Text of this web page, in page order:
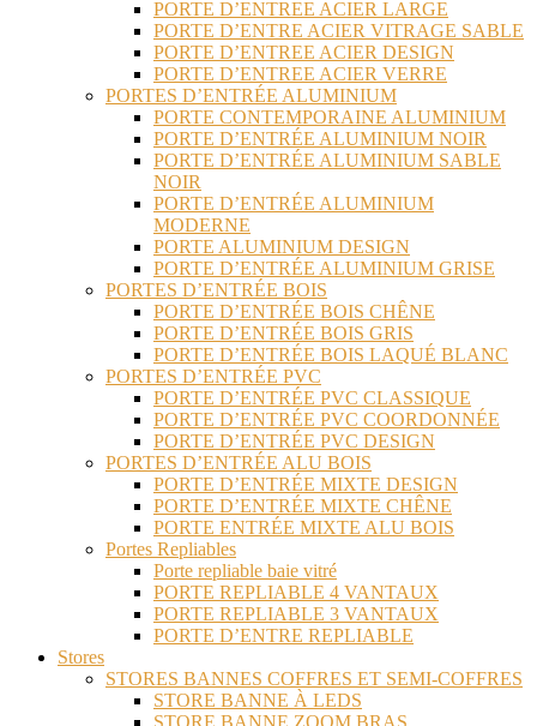
PORTE D’ENTREE ACIER LARGE
PORTE D’ENTRE ACIER VITRAGE SABLE
PORTE D’ENTREE ACIER DESIGN
PORTE D’ENTREE ACIER VERRE
PORTES D’ENTRÉE ALUMINIUM
PORTE CONTEMPORAINE ALUMINIUM
PORTE D’ENTRÉE ALUMINIUM NOIR
PORTE D’ENTRÉE ALUMINIUM SABLE
NOIR
PORTE D’ENTRÉE ALUMINIUM
MODERNE
PORTE ALUMINIUM DESIGN
PORTE D’ENTRÉE ALUMINIUM GRISE
PORTES D’ENTRÉE BOIS
PORTE D’ENTRÉE BOIS CHÊNE
PORTE D’ENTRÉE BOIS GRIS
PORTE D’ENTRÉE BOIS LAQUÉ BLANC
PORTES D’ENTRÉE PVC
PORTE D’ENTRÉE PVC CLASSIQUE
PORTE D’ENTRÉE PVC COORDONNÉE
PORTE D’ENTRÉE PVC DESIGN
PORTES D’ENTRÉE ALU BOIS
PORTE D’ENTRÉE MIXTE DESIGN
PORTE D’ENTRÉE MIXTE CHÊNE
PORTE ENTRÉE MIXTE ALU BOIS
Portes Repliables
Porte repliable baie vitré
PORTE REPLIABLE 4 VANTAUX
PORTE REPLIABLE 3 VANTAUX
PORTE D’ENTRE REPLIABLE
Stores
STORES BANNES COFFRES ET SEMI-COFFRES
STORE BANNE À LEDS